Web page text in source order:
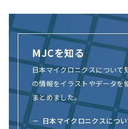
MJCを知る
日本マイクロニクスについて
の情報をイラストやデータを
まとめました。
日本マイクロニクスにつ